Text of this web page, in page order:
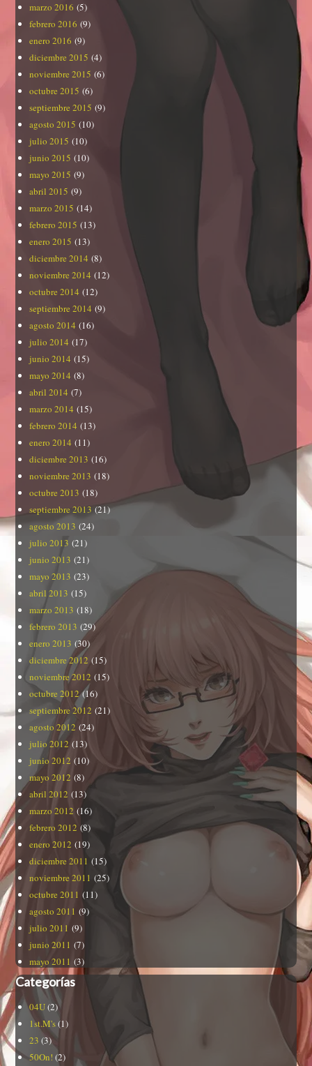
marzo 2016 (5)
febrero 2016 (9)
enero 2016 (9)
diciembre 2015 (4)
noviembre 2015 (6)
octubre 2015 (6)
septiembre 2015 (9)
agosto 2015 (10)
julio 2015 (10)
junio 2015 (10)
mayo 2015 (9)
abril 2015 (9)
marzo 2015 (14)
febrero 2015 (13)
enero 2015 (13)
diciembre 2014 (8)
noviembre 2014 (12)
octubre 2014 (12)
septiembre 2014 (9)
agosto 2014 (16)
julio 2014 (17)
junio 2014 (15)
mayo 2014 (8)
abril 2014 (7)
marzo 2014 (15)
febrero 2014 (13)
enero 2014 (11)
diciembre 2013 (16)
noviembre 2013 (18)
octubre 2013 (18)
septiembre 2013 (21)
agosto 2013 (24)
julio 2013 (21)
junio 2013 (21)
mayo 2013 (23)
abril 2013 (15)
marzo 2013 (18)
febrero 2013 (29)
enero 2013 (30)
diciembre 2012 (15)
noviembre 2012 (15)
octubre 2012(16)
septiembre 2012 (21)
agosto 2012 (24)
julio 2012 (13)
junio 2012 (10)
mayo 2012 (8)
abril 2012 (13)
marzo 2012 (16)
febrero 2012 (8)
enero 2012 (19)
diciembre 2011 (15)
noviembre 2011 (25)
octubre 2011 (11)
agosto 2011 (9)
julio 2011 (9)
junio 2011 (7)
mayo 2011 (3)
Categorías
04U(2)
1st.M's(1)
23 (3)
50On! (2)